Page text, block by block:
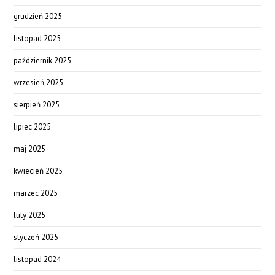
grudzień 2025
listopad 2025
październik 2025
wrzesień 2025
sierpień 2025
lipiec 2025
maj 2025
kwiecień 2025
marzec 2025
luty 2025
styczeń 2025
listopad 2024